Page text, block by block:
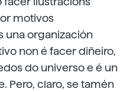
motivos
una organización
non é facer diñeiro,
do universo e é un
Pero, claro, se tamén